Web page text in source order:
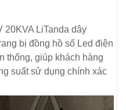
20KVA LiTanda dây
bị đồng hồ số Led điện
thống, giúp khách hàng
suất sử dụng chính xác